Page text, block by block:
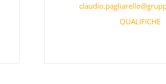
QUALIFICHE